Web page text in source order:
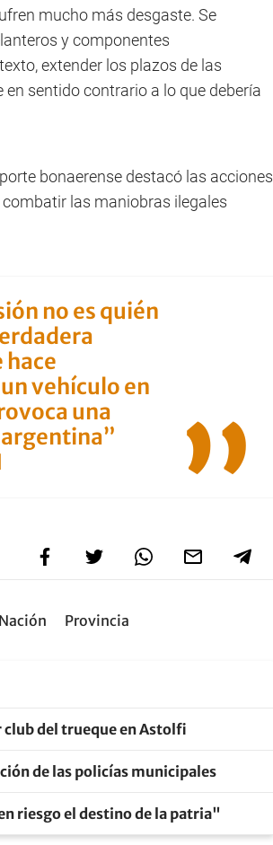
mucho más desgaste. Se
y componentes
extender los plazos de las
sentido contrario a lo que debería
bonaerense destacó las acciones
las maniobras ilegales
no es quién
hace
vehículo en
una
Nación Provincia
club del trueque en Astolfi
de las policías municipales
riesgo el destino de la patria"